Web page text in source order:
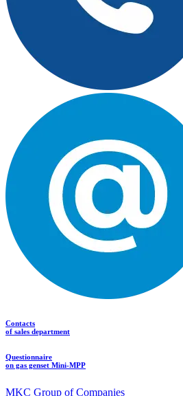
Contacts
of sales department
Questionnaire
on gas genset Mini-MPP
MKC Group of Companies